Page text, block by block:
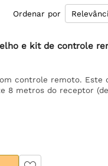
Ordenar por
e kit de controle
controle remoto. Este
8 metros do receptor